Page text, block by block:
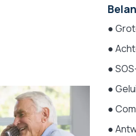
●
●
●
●
●
●